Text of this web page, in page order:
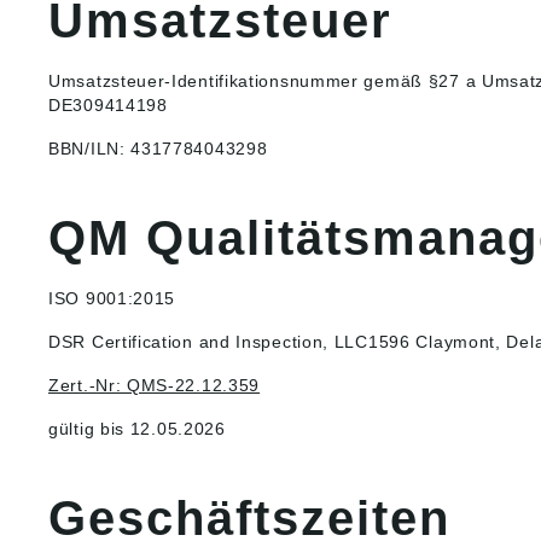
Umsatzsteuer
Umsatzsteuer-Identifikationsnummer gemäß §27 a
DE309414198
BBN/ILN: 4317784043298
QM
ISO 9001:2015
DSR Certification and Inspection, LLC1596 Claymont,
Zert.-Nr: QMS-22.12.359
gültig bis 12.05.2026
Geschäftszeiten